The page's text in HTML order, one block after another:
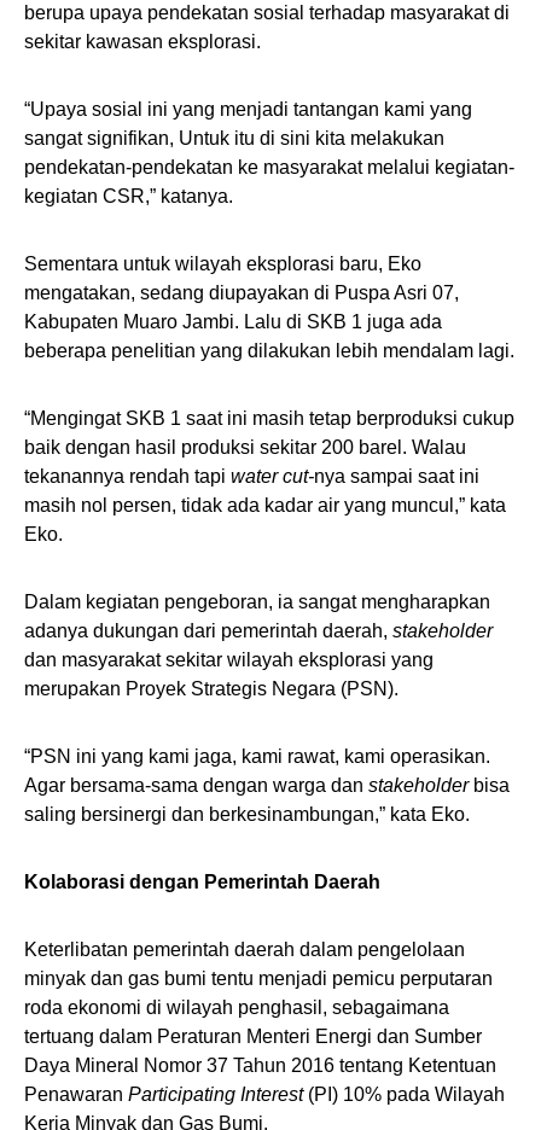
berupa upaya pendekatan sosial terhadap masyarakat di
sekitar kawasan eksplorasi.
“Upaya sosial ini yang menjadi tantangan kami yang
sangat signifikan, Untuk itu di sini kita melakukan
pendekatan-pendekatan ke masyarakat melalui kegiatan-
kegiatan CSR,” katanya.
Sementara untuk wilayah eksplorasi baru, Eko
mengatakan, sedang diupayakan di Puspa Asri 07,
Kabupaten Muaro Jambi. Lalu di SKB 1 juga ada
beberapa penelitian yang dilakukan lebih mendalam lagi.
“Mengingat SKB 1 saat ini masih tetap berproduksi cukup
baik dengan hasil produksi sekitar 200 barel. Walau
tekanannya rendah tapi water cut-nya sampai saat ini
masih nol persen, tidak ada kadar air yang muncul,” kata
Eko.
Dalam kegiatan pengeboran, ia sangat mengharapkan
adanya dukungan dari pemerintah daerah, stakeholder
dan masyarakat sekitar wilayah eksplorasi yang
merupakan Proyek Strategis Negara (PSN).
“PSN ini yang kami jaga, kami rawat, kami operasikan.
Agar bersama-sama dengan warga dan stakeholderbisa
saling bersinergi dan berkesinambungan,” kata Eko.
Kolaborasi dengan Pemerintah Daerah
Keterlibatan pemerintah daerah dalam pengelolaan
minyak dan gas bumi tentu menjadi pemicu perputaran
roda ekonomi di wilayah penghasil, sebagaimana
tertuang dalam Peraturan Menteri Energi dan Sumber
Daya Mineral Nomor 37 Tahun 2016 tentang Ketentuan
Penawaran Participating Interest(PI) 10% pada Wilayah
Kerja Minyak dan Gas Bumi.